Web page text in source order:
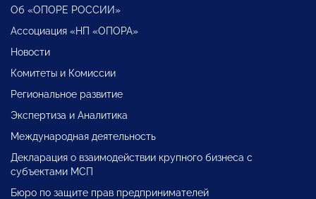
Об «ОПОРЕ РОССИИ»
Ассоциация «НП «ОПОРА»
Новости
Комитеты и Комиссии
Региональное развитие
Экспертиза и Аналитика
Международная деятельность
Декларация о взаимодействии крупного бизнеса с
субъектами МСП
Бюро по защите прав предпринимателей